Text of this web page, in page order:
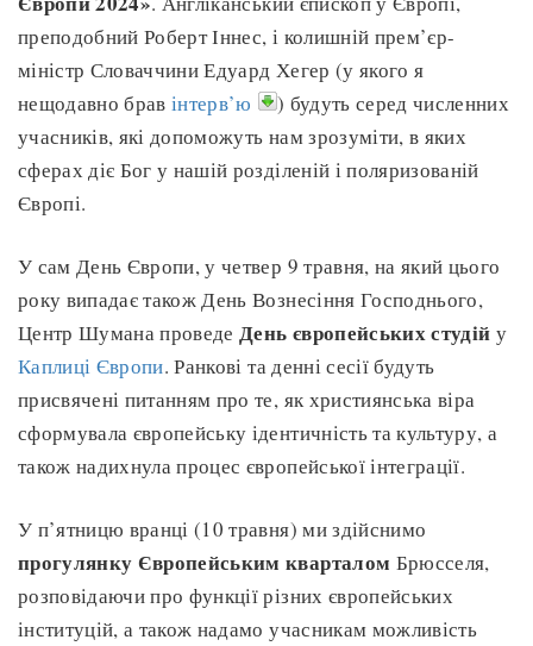
преподобний Роберт Іннес, і колишній прем’єр-
міністр Словаччини Едуард Хегер (у якого я
нещодавно бравінтерв’ю
) будуть серед численних
учасників, які допоможуть нам зрозуміти, в яких
сферах діє Бог у нашій розділеній і поляризованій
Європі.
У сам День Європи, у четвер 9 травня, на який цього
року випадає також День Вознесіння Господнього,
Центр Шумана проведеДень європейських студій у
Каплиці Європи. Ранкові та денні сесії будуть
присвячені питанням про те, як християнська віра
сформувала європейську ідентичність та культуру, а
також надихнула процес європейської інтеграції.
У п’ятницю вранці (10 травня) ми здійснимо
прогулянку Європейським кварталом Брюсселя,
розповідаючи про функції різних європейських
інституцій, а також надамо учасникам можливість